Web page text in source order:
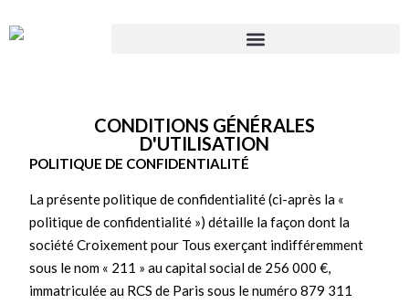
CONDITIONS GÉNÉRALES
D'UTILISATION
POLITIQUE DE CONFIDENTIALITÉ
La présente politique de confidentialité (ci-après la «
politique de confidentialité ») détaille la façon dont la
société Croixement pour Tous exerçant indifféremment
sous le nom « 211 » au capital social de 256 000 €,
immatriculée au RCS de Paris sous le numéro 879 311